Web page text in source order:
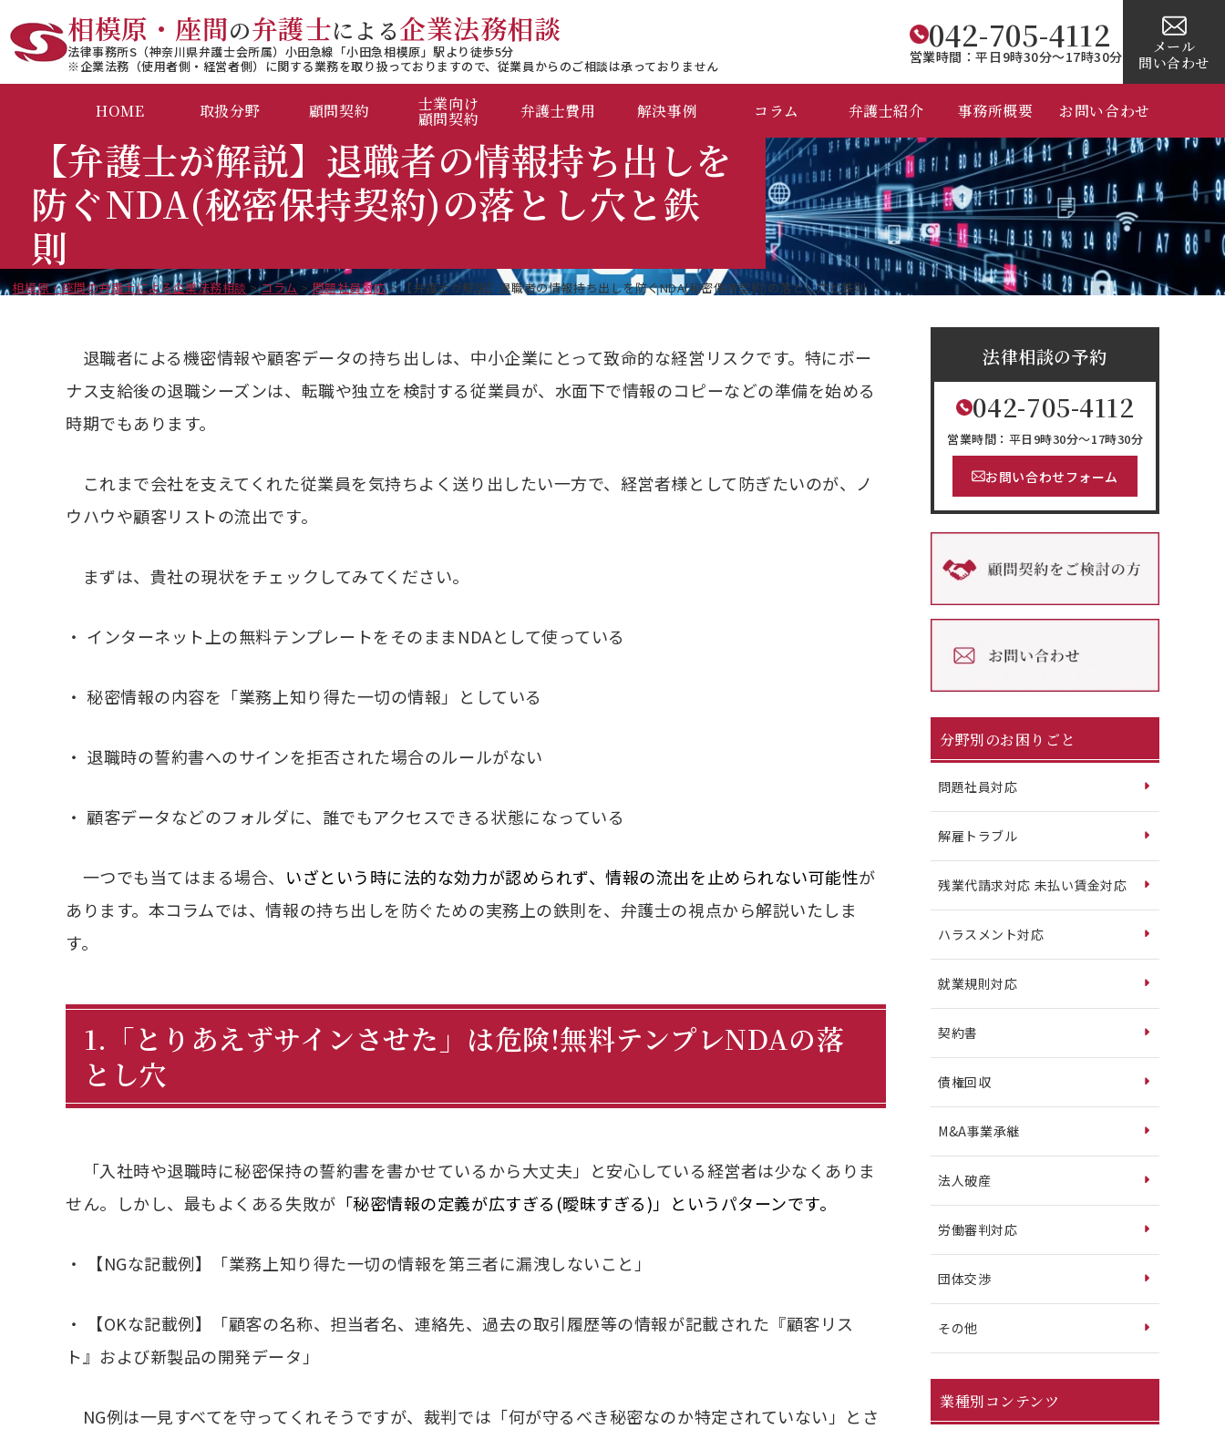
相模原・座間の弁護士による企業法務相談
法律事務所S（神奈川県弁護士会所属）小田急線「小田急相模原」駅より徒歩5分
※企業法務（使用者側・経営者側）に関する業務を取り扱っておりますので、 従業員からのご相談は承っておりません
042-705-4112
営業時間：平日9時30分～17時30分
メール
問い合わせ
HOME 取扱分野 顧問契約 士業向け
顧問契約 弁護士費用 解決事例 コラム 弁護士紹介 事務所概要 お問い合わせ
【弁護士が解説】退職者の情報持ち出しを
防ぐNDA(秘密保持契約)の落とし穴と鉄
則
相模原・座間の弁護士による企業法務相談 >コラム >問題社員対応>【弁護士が解説】退職者の情報持ち出しを防ぐNDA(秘密保持契約)の落とし穴と鉄則
法律相談の予約
042-705-4112
営業時間：平日9時30分～17時30分
お問い合わせフォーム
分野別のお困りごと
問題社員対応
解雇トラブル
残業代請求対応 未払い賃金対応
ハラスメント対応
就業規則対応
契約書
債権回収
M&A事業承継
法人破産
労働審判対応
団体交渉
その他
業種別コンテンツ
退職者による機密情報や顧客データの持ち出しは、中小企業にとって致命的な経営リスクです。特にボー
ナス支給後の退職シーズンは、転職や独立を検討する従業員が、水面下で情報のコピーなどの準備を始める
時期でもあります。
これまで会社を支えてくれた従業員を気持ちよく送り出したい一方で、経営者様として防ぎたいのが、ノ
ウハウや顧客リストの流出です。
まずは、貴社の現状をチェックしてみてください。
・ インターネット上の無料テンプレートをそのままNDAとして使っている
・ 秘密情報の内容を「業務上知り得た一切の情報」としている
・ 退職時の誓約書へのサインを拒否された場合のルールがない
・ 顧客データなどのフォルダに、誰でもアクセスできる状態になっている
一つでも当てはまる場合、 いざという時に法的な効力が認められず、情報の流出を止められない可能性が
あります。本コラムでは、情報の持ち出しを防ぐための実務上の鉄則を、弁護士の視点から解説いたしま
す。
1.「とりあえずサインさせた」は危険!無料テンプレNDAの落
とし穴
「入社時や退職時に秘密保持の誓約書を書かせているから大丈夫」と安心している経営者は少なくありま
せん。しかし、最もよくある失敗が 「秘密情報の定義が広すぎる(曖昧すぎる)」というパターンです。
・ 【NGな記載例】「業務上知り得た一切の情報を第三者に漏洩しないこと」
・
【OKな記載例】「顧客の名称、担当者名、連絡先、過去の取引履歴等の情報が記載された『顧客リス
ト』および新製品の開発データ」
NG例は一見すべてを守ってくれそうですが、裁判では「何が守るべき秘密なのか特定されていない」とさ